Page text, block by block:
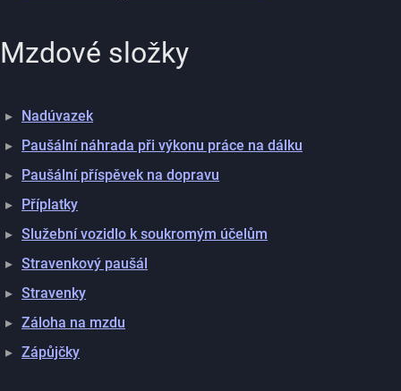
Mzdové složky
Nadúvazek
Paušální náhrada při výkonu práce na dálku
Paušální příspěvek na dopravu
Příplatky
Služební vozidlo k soukromým účelům
Stravenkový paušál
Stravenky
Záloha na mzdu
Zápůjčky